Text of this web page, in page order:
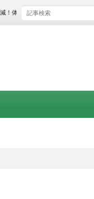
肪率は2.3％減！